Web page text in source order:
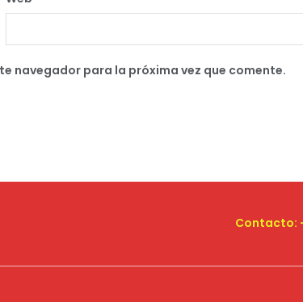
navegador para la próxima vez que comente.
Contacto: